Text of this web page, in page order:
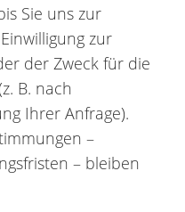
Sie uns zur
zur
der Zweck für die
B. nach
Ihrer Anfrage).
–
– bleiben